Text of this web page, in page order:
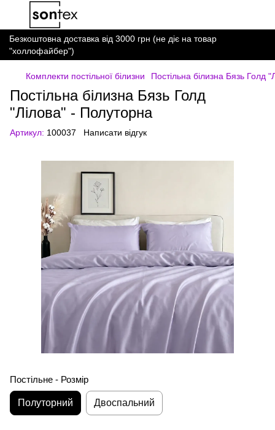
Безкоштовна доставка від 3000 грн (не діє на товар
"холлофайбер")
Комплекти постільної білизни Постільна білизна Бязь Голд
Постільна білизна Бязь Голд
"Лілова" - Полуторна
Артикул: 100037 Написати відгук
Постільне - Розмір
Полуторний Двоспальний